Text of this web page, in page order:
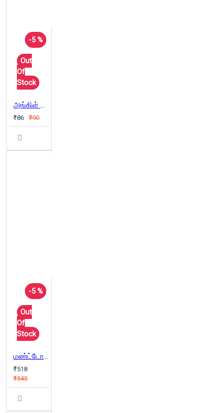
-5 %
Out
Of
Stock
அங்கிள் சாம்க்கு மண்டோ கடிதம்
₹86 ₹90
-5 %
Out
Of
Stock
மண்ட்டோ படைப்புகள்
₹518
₹545